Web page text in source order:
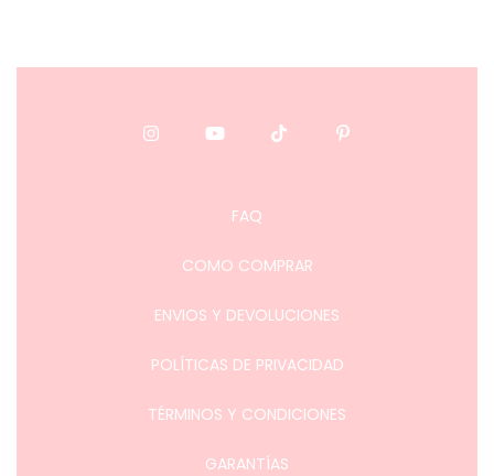
FAQ
COMO COMPRAR
ENVIOS Y DEVOLUCIONES
POLÍTICAS DE PRIVACIDAD
TÉRMINOS Y CONDICIONES
GARANTÍAS